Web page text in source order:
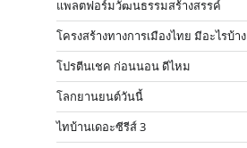
แพลตฟอร์มวัฒนธรรมสร้างสรรค์
โครงสร้างทางการเมืองไทย มีอะไรบ้าง
โปรตีนเชค ก่อนนอน ดีไหม
โลกยานยนต์วันนี้
ไทบ้านเดอะซีรีส์ 3